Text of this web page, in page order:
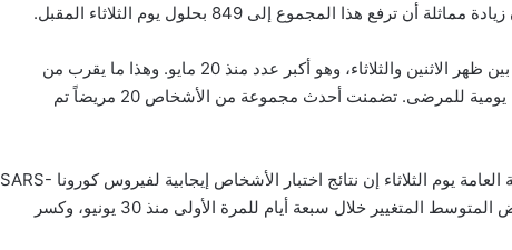
هذا المجموع إلى 849 بحلول يوم الثلاثاء المقبل.
استقبلت المستشفيات 96 مريضاً بالمرض بين ظهر الاثنين والثلاثاء، وهو أكبر عدد منذ 20 مايو. وهذا ما يقرب من
ضعف المعدل المتغير البالغ 53 حالة دخول يومية للمرضى. تضمنت أحدث مجموعة من الأشخاص 20 مريضاً تم
في غضون ذلك، قال المعهد الوطني للصحة العامة يوم الثلاثاء إن نتائج اختبار الأشخاص إيجابية لفيروس كورونا SARS-
CoV-2 بلغت 6823 مرة أخرى. وهذا انخفاض المتوسط ​المتغيير خلال سبعة أيام للمرة الأولى منذ 30 يونيو، وكسر